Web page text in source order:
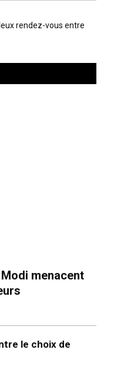
rendez-vous entre
menacent
le choix de